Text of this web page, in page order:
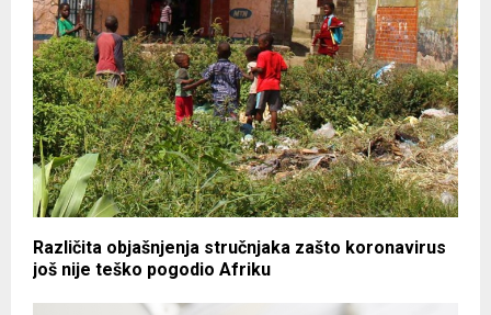
Različita objašnjenja stručnjaka zašto koronavirus
još nije teško pogodio Afriku